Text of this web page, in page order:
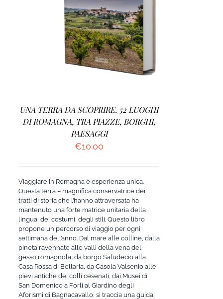
AGGIUNGI AL CARRELLO /
UNA TERRA DA SCOPRIRE. 52 LUOGHI
DI ROMAGNA, TRA PIAZZE, BORGHI,
PAESAGGI
€10.00
Viaggiare in Romagna è esperienza unica.
Questa terra – magnifica conservatrice dei
tratti di storia che l’hanno attraversata ha
mantenuto una forte matrice unitaria della
lingua, dei costumi, degli stili. Questo libro
propone un percorso di viaggio per ogni
settimana dell’anno. Dal mare alle colline, dalla
pineta ravennate alle valli della vena del
gesso romagnola, da borgo Saludecio alla
Casa Rossa di Bellaria, da Casola Valsenio alle
pievi antiche dei colli cesenati, dai Musei di
San Domenico a Forlì al Giardino degli
Aforismi di Bagnacavallo, si traccia una guida